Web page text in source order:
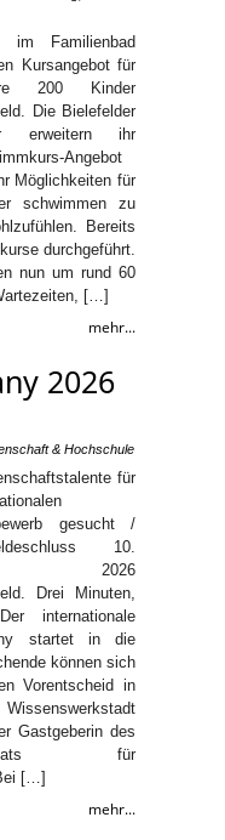
im Familienbad
Kursangebot für
200 Kinder
Die Bielefelder
erweitern ihr
Angebot
Möglichkeiten für
schwimmen zu
Bereits
durchgeführt.
nun um rund 60
[…]
mehr...
2026
& Hochschule
für
gesucht /
10.
2026
Drei Minuten,
internationale
startet in die
können sich
Vorentscheid in
Gastgeberin des
für
[…]
mehr...